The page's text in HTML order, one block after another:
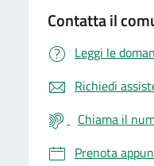
Contatta il
Leggi le
Richiedi
Chiama il
Prenota